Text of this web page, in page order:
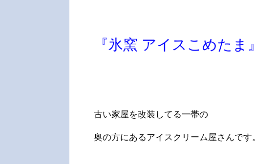
『氷窯 アイスこめたま』
古い家屋を改装してる一帯の
奥の方にあるアイスクリーム屋さんです。